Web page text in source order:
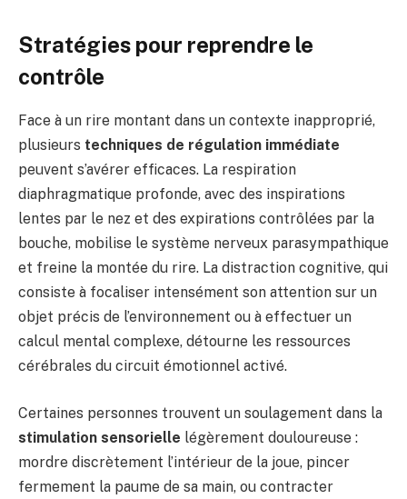
Stratégies pour reprendre le
contrôle
Face à un rire montant dans un contexte inapproprié,
plusieurs techniques de régulation immédiate
peuvent s’avérer efficaces. La respiration
diaphragmatique profonde, avec des inspirations
lentes par le nez et des expirations contrôlées par la
bouche, mobilise le système nerveux parasympathique
et freine la montée du rire. La distraction cognitive, qui
consiste à focaliser intensément son attention sur un
objet précis de l’environnement ou à effectuer un
calcul mental complexe, détourne les ressources
cérébrales du circuit émotionnel activé.
Certaines personnes trouvent un soulagement dans la
stimulation sensorielle légèrement douloureuse :
mordre discrètement l’intérieur de la joue, pincer
fermement la paume de sa main, ou contracter